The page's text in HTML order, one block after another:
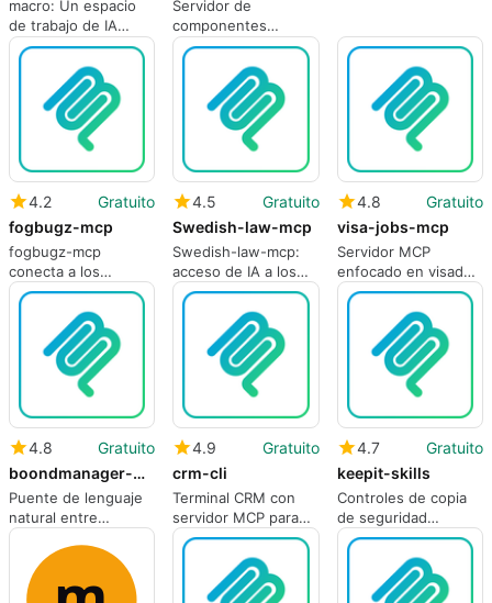
macro: Un espacio
de trabajo de IA
unificado con MCP y
memoria de equipo
Servidor de
componentes
JLCPCB accesible
por IA para
diseñadores de PCB
e ingenieros
4.2
Gratuito
fogbugz-mcp
fogbugz-mcp
conecta a los
clientes de MCP AI
directamente a los
flujos de trabajo de
FogBugz
4.5
Gratuito
Swedish-law-mcp
Swedish-law-mcp:
acceso de IA a los
estatutos de Suecia
para flujos de trabajo
4.8
Gratuito
visa-jobs-mcp
Servidor MCP
enfocado en visados
para búsquedas de
patrocinados
específicas
4.8
Gratuito
boondmanager-mcp-server
Puente de lenguaje
natural entre
BoondManager y
asistentes de IA
4.9
Gratuito
crm-cli
Terminal CRM con
servidor MCP para
integración de IA
4.7
Gratuito
keepit-skills
Controles de copia
de seguridad
accesibles por chat
para Keepit a través
de la integración